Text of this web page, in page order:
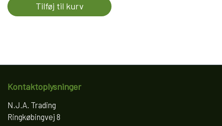
Tilføj til kurv
Kontaktoplysninger
N.J.A. Trading
Ringkøbingvej 8